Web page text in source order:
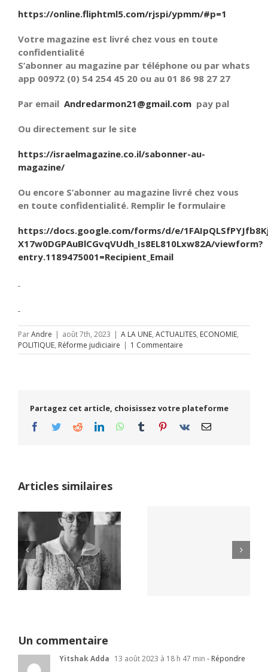
https://online.fliphtml5.com/rjspi/ypmm/#p=1
Votre magazine est livré chez vous en toute
confidentialité
S’abonner au magazine par téléphone ou par whats
app 00972 (0) 54 254 45 20 ou au 01 86 98 27 27
Par email Andredarmon21@gmail.com pay pal
Ou directement sur le site
https://israelmagazine.co.il/sabonner-au-
magazine/
Ou encore S’abonner au magazine livré chez vous
en toute confidentialité. Remplir le formulaire
https://docs.google.com/forms/d/e/
X17w0DGPAuBlCGvqVUdh_Is8EL810Lxw82A/viewform?
entry.1189475001=Recipient_Email
ParAndre | août 7th, 2023 | A LA UNE, ACTUALITES, ECONOMIE,
POLITIQUE, Réforme judiciaire | 1 Commentaire
Partagez cet article, choisissez votre plateforme
Facebook
TwitterRedditLinkedInWhatsApp
Tumblr Pinterest
Vk Email
Articles similaires
Netflix Field of
Dreams (1989)
Yaïr Golan : une
Un commentaire
Yitshak Adda 13 août 2023 à 18 h 47 min - Répondre